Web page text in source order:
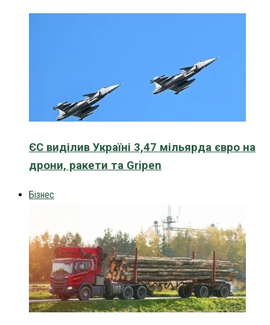
ЄС виділив Україні 3,47 мільярда євро на
дрони, ракети та Gripen
Бізнес